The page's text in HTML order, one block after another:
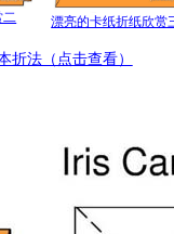
二 漂亮的卡纸折纸欣赏
折法（点击查看）